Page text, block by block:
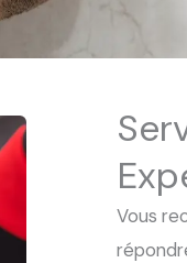
Vous